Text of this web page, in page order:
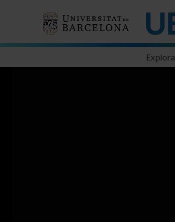
Explora